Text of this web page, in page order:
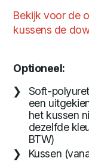
Bekijk voor de
kussens de
Optioneel:
Soft-
een
het kussen
dezelfde
BTW)
Kussen